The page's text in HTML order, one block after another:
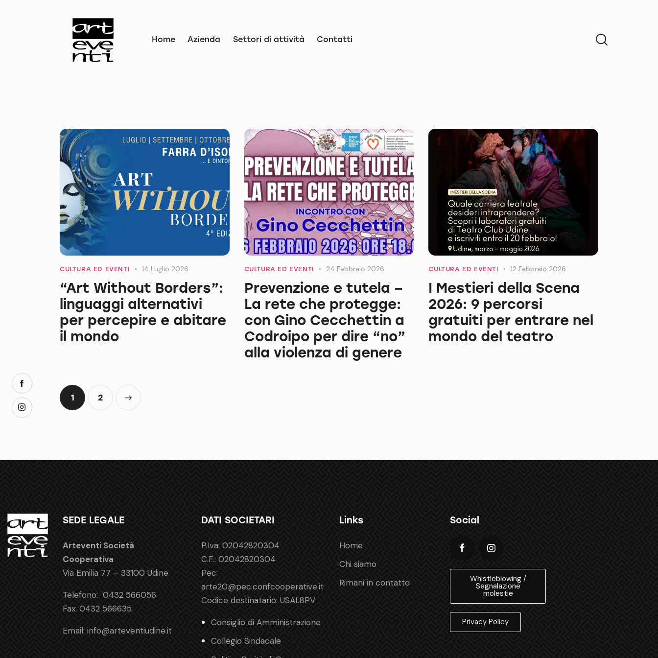
Home Azienda Settori di attività Contatti
CULTURA ED EVENTI 14 Luglio 2026
“Art Without Borders”:
linguaggi alternativi
per percepire e abitare
il mondo
CULTURA ED EVENTI 24 Febbraio 2026
Prevenzione e tutela –
La rete che protegge:
con Gino Cecchettin a
Codroipo per dire “no”
alla violenza di genere
CULTURA ED EVENTI 12 Febbraio 2026
I Mestieri della Scena
2026: 9 percorsi
gratuiti per entrare nel
mondo del teatro
1 2
SEDE LEGALE
Arteventi Società
Cooperativa
Via Emilia 77 – 33100 Udine
Telefono: 0432 566056
Fax: 0432 566635
Email: info@arteventiudine.it
DATI SOCIETARI
P.Iva: 02042820304
C.F.: 02042820304
Pec:
arte20@pec.confcooperative.it
Codice destinatario: USAL8PV
Consiglio di Amministrazione
Collegio Sindacale
Links
Home
Chi siamo
Rimani in contatto
Social
Whistleblowing /
Segnalazione
molestie
Privacy Policy